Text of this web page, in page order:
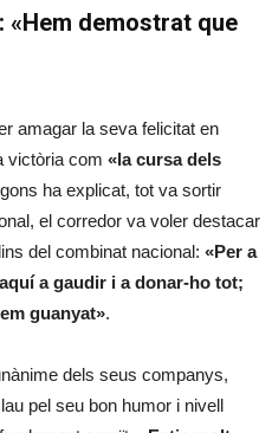
«Hem demostrat que
amagar la seva felicitat en
victòria com «la cursa dels
ha explicat, tot va sortir
el corredor va voler destacar
del combinat nacional: «Per a
a gaudir i a donar-ho tot;
guanyat».
dels seus companys,
pel seu bon humor i nivell